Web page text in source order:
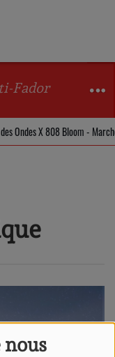
Fador
Ondes X 808 Bloom -